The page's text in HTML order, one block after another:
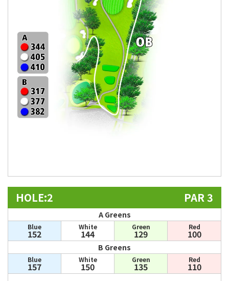
HOLE:2 PAR 3
A Greens
Blue
152
White
144
Green
129
Red
100
B Greens
Blue
157
White
150
Green
135
Red
110